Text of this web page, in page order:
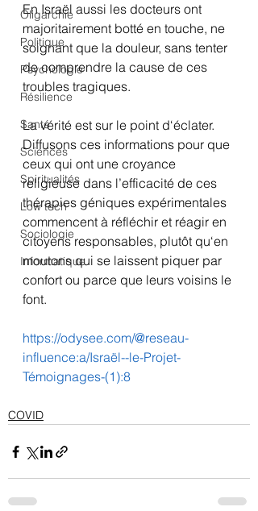
Oligarchie
Politique
Psychologie
Résilience
Santé
Sciences
Spiritualités
Low tech
Sociologie
Informatique
En Israël aussi les docteurs ont
majoritairement botté en touche, ne
soignant que la douleur, sans tenter
de comprendre la cause de ces
troubles tragiques.
La vérité est sur le point d‘éclater.
Diffusons ces informations pour que
ceux qui ont une croyance
religieuse dans l’efficacité de ces
thérapies géniques expérimentales
commencent à réfléchir et réagir en
citoyens responsables, plutôt qu‘en
moutons qui se laissent piquer par
confort ou parce que leurs voisins le
font.
https://odysee.com/@reseau-
influence:a/Israël--le-Projet-
Témoignages-(1):8
COVID